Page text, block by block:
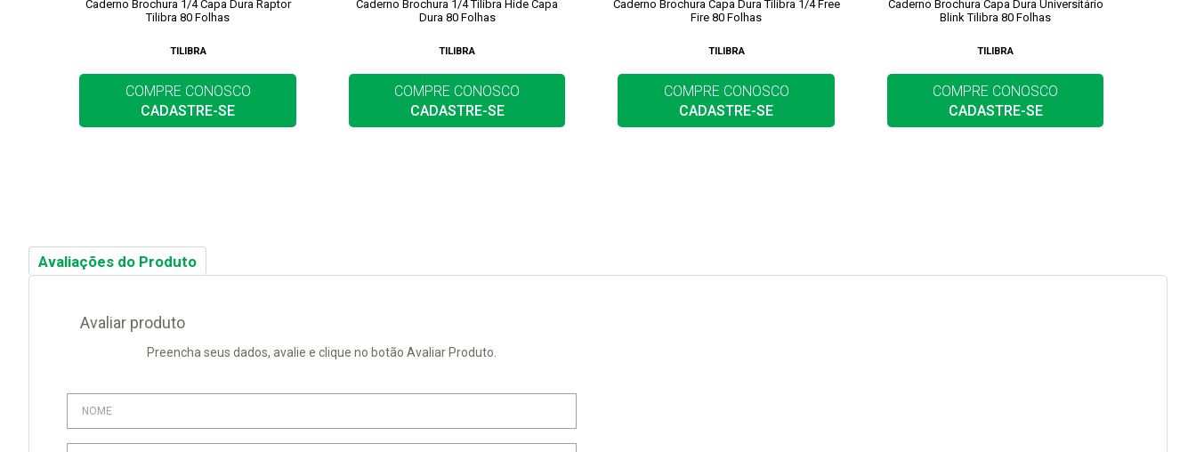
Caderno Brochura 1/4 Capa Dura Raptor
Tilibra 80 Folhas
TILIBRA
COMPRE CONOSCO
CADASTRE-SE
Caderno Brochura 1/4 Tilibra Hide Capa
Dura 80 Folhas
TILIBRA
COMPRE CONOSCO
CADASTRE-SE
Caderno Brochura Capa Dura Tilibra 1/4 Free
Fire 80 Folhas
TILIBRA
COMPRE CONOSCO
CADASTRE-SE
Caderno Brochura Capa Dura Universitário
Blink Tilibra 80 Folhas
TILIBRA
COMPRE CONOSCO
CADASTRE-SE
Avaliações do Produto
Avaliar produto
Preencha seus dados, avalie e clique no botão Avaliar Produto.